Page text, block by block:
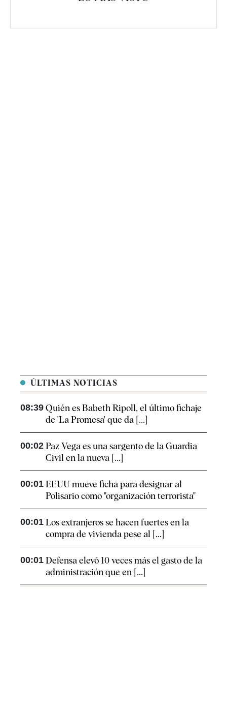
ÚLTIMAS NOTICIAS
08:39 Quién es Babeth Ripoll, el último fichaje
de 'La Promesa' que da [...]
00:02 Paz Vega es una sargento de la Guardia
Civil en la nueva [...]
00:01 EEUU mueve ficha para designar al
Polisario como "organización terrorista"
00:01 Los extranjeros se hacen fuertes en la
compra de vivienda pese al [...]
00:01 Defensa elevó 10 veces más el gasto de la
administración que en [...]